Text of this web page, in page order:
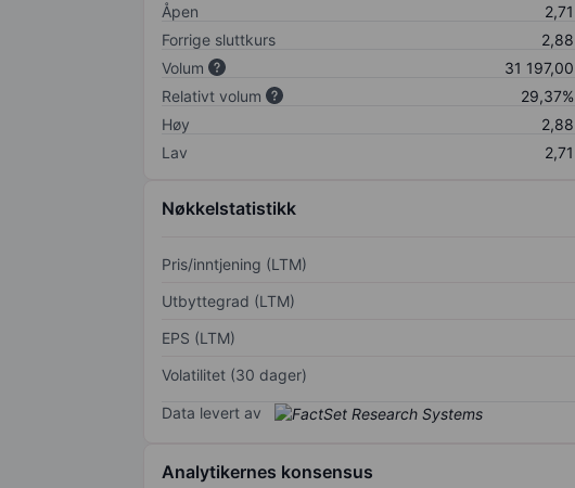
Åpen
2,71
Forrige sluttkurs
2,88
Volum
31 197,00
Relativt volum
29,37%
Høy
2,88
Lav
2,71
Nøkkelstatistikk
Pris/inntjening (LTM)
Utbyttegrad (LTM)
EPS (LTM)
Volatilitet (30 dager)
Data levert av
Analytikernes konsensus